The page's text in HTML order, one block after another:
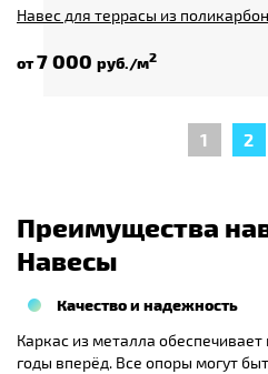
Навес для террасы из
от7 000 руб./м2
1 2
Преимущества
Навесы
Качество и надежность
Каркас из металла обеспечивает
годы вперёд. Все опоры могут